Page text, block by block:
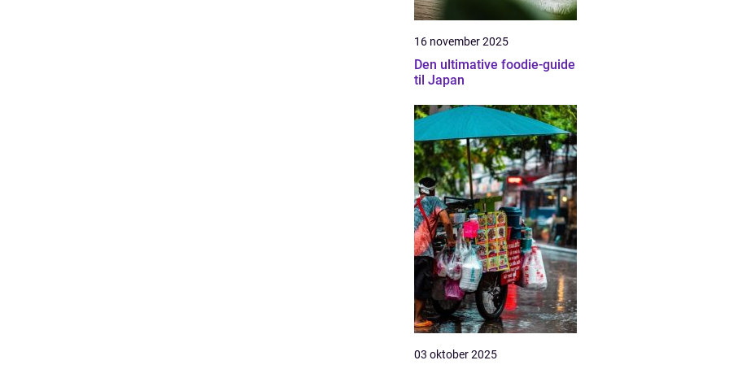
16 november 2025
Den ultimative foodie-guide
til Japan
03 oktober 2025